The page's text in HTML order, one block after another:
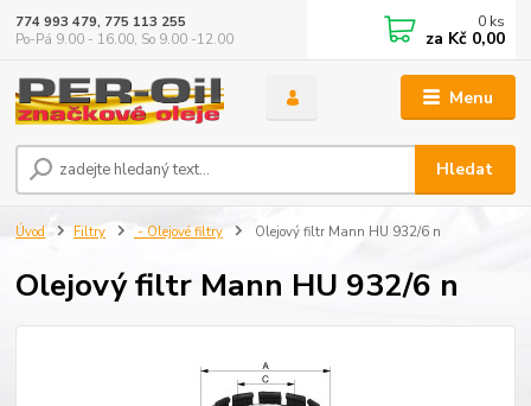
Menu
Hledat
774 993 479, 775 113 255
Po-Pá 9.00 - 16.00, So 9.00 -12.00
0 ks
za Kč 0,00
Úvod Filtry - Olejové filtry Olejový filtr Mann HU 932/6 n
Olejový filtr Mann HU 932/6 n